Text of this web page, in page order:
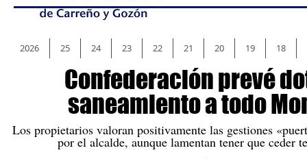
Confederación prevé
saneamiento a todo
Los propietarios valoran positivamente las gestiones
por el alcalde, aunque lamentan tener que ceder
2026 25 24 23 22 21 20 19 18